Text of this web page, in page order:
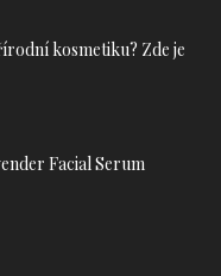
kosmetiku? Zde je
Facial Serum